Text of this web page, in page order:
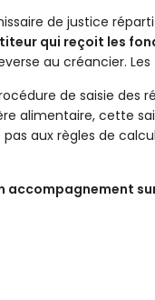
de justice
qui reçoit les
au créancier.
de saisie des
alimentaire, cette
aux règles de
accompagnement